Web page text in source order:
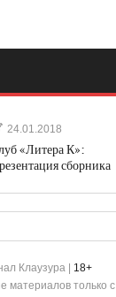
24.01.2018
«Литера К»:
сборника
Клаузура | 18+
материалов только с